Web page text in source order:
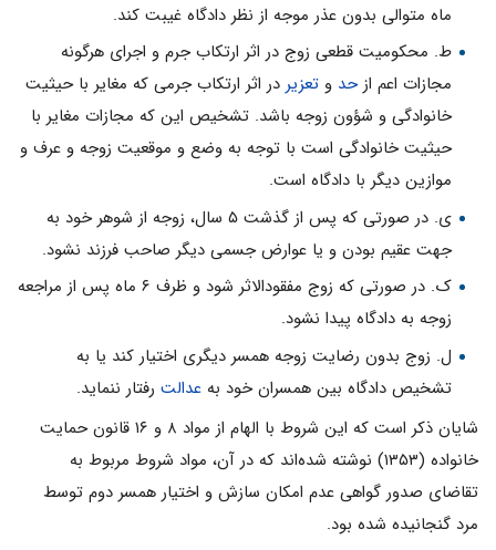
ماه متوالی بدون عذر موجه از نظر دادگاه غیبت کند.
ط. محکومیت قطعی زوج در اثر ارتکاب جرم و اجرای هرگونه
مجازات اعم ازحد و تعزیردر اثر ارتکاب جرمی که مغایر با حیثیت
خانوادگی و شؤون زوجه باشد. تشخیص این که مجازات مغایر با
حیثیت خانوادگی است با توجه به وضع و موقعیت زوجه و عرف و
موازین دیگر با دادگاه است.
ی. در صورتی که پس از گذشت ۵ سال، زوجه از شوهر خود به
جهت عقیم بودن و یا عوارض جسمی دیگر صاحب فرزند نشود.
ک. در صورتی که زوج مفقودالاثر شود و ظرف ۶ ماه پس از مراجعه
زوجه به دادگاه پیدا نشود.
ل. زوج بدون رضایت زوجه همسر دیگری اختیار کند یا به
تشخیص دادگاه بین همسران خود به عدالترفتار ننماید.
شایان ذکر است که این شروط با الهام از مواد ۸ و ۱۶ قانون حمایت
خانواده (۱۳۵۳) نوشته شده‌اند که در آن، مواد شروط مربوط به
تقاضای صدور گواهی عدم امکان سازش و اختیار همسر دوم توسط
مرد گنجانیده شده بود.